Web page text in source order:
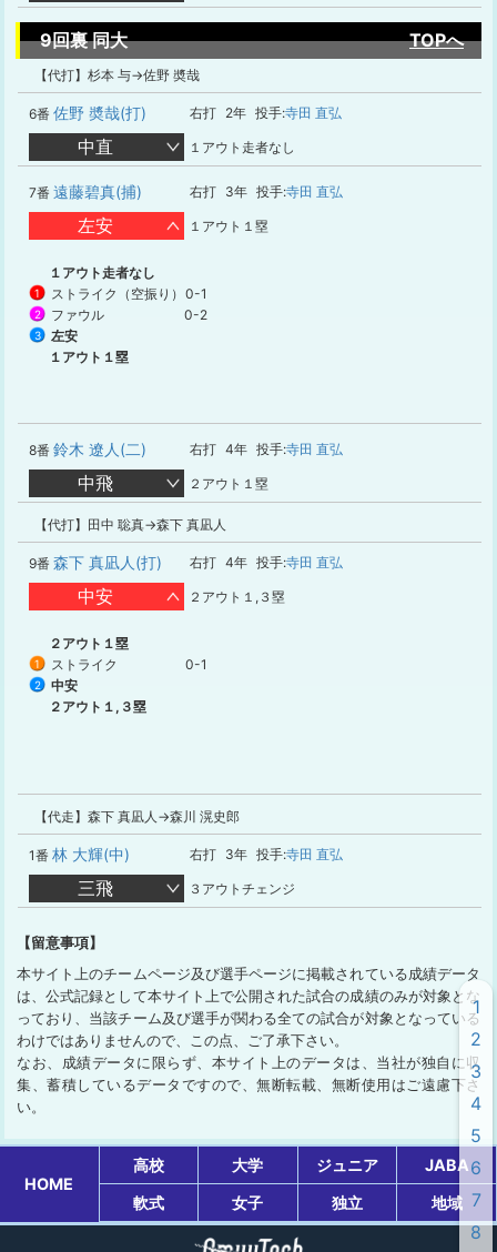
9回裏 同大 TOPへ
【代打】杉本 与→佐野 奬哉
6番 佐野 奬哉(打) 右打 2年 投手:寺田 直弘
中直 １アウト走者なし
7番 遠藤碧真(捕) 右打 3年 投手:寺田 直弘
左安 １アウト１塁
１アウト走者なし
1 ストライク（空振り） 0-1
2 ファウル 0-2
3
左安
１アウト１塁
8番 鈴木 遼人(二) 右打 4年 投手:寺田 直弘
中飛 ２アウト１塁
【代打】田中 聡真→森下 真凪人
9番 森下 真凪人(打) 右打 4年 投手:寺田 直弘
中安 ２アウト１,３塁
２アウト１塁
1 ストライク 0-1
2
中安
２アウト１,３塁
【代走】森下 真凪人→森川 滉史郎
1番 林 大輝(中) 右打 3年 投手:寺田 直弘
三飛 ３アウトチェンジ
【留意事項】
本サイト上のチームページ及び選手ページに掲載されている成績データ
は、公式記録として本サイト上で公開された試合の成績のみが対象とな
っており、当該チーム及び選手が関わる全ての試合が対象となっている
わけではありませんので、この点、ご了承下さい。
なお、成績データに限らず、本サイト上のデータは、当社が独自に収
集、蓄積しているデータですので、無断転載、無断使用はご遠慮下さ
い。
HOME
高校 大学 ジュニア
JABA
軟式
女子 独立 地域
1
2
3
4
5
6
7
8